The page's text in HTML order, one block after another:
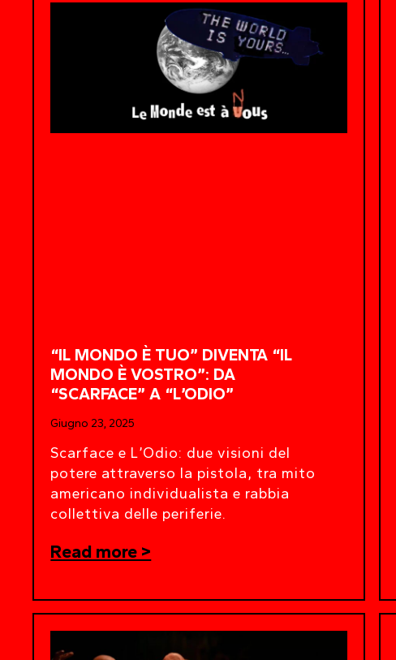
“IL MONDO È TUO” DIVENTA “IL
MONDO È VOSTRO”: DA
“SCARFACE” A “L’ODIO”
Giugno 23, 2025
Scarface e L’Odio: due visioni del
potere attraverso la pistola, tra mito
americano individualista e rabbia
collettiva delle periferie.
Read more >